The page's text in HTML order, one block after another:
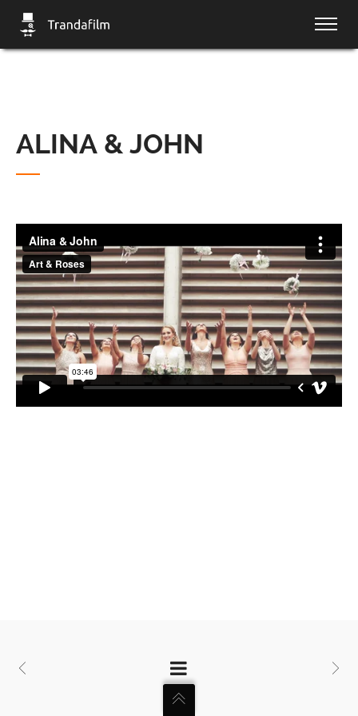
ALINA & JOHN